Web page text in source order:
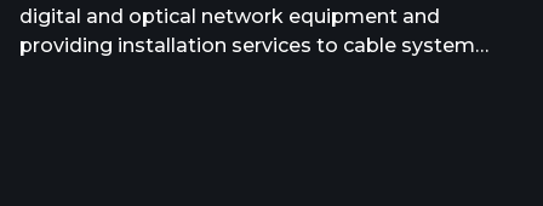
digital and optical network equipment and
providing installation services to cable system